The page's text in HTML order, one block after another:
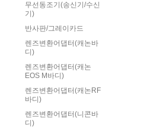
무선동조기(송신기/수신
기)
반사판/그레이카드
렌즈변환어댑터(캐논바
디)
렌즈변환어댑터(캐논
EOS M바디)
렌즈변환어댑터(캐논RF
바디)
렌즈변환어댑터(니콘바
디)